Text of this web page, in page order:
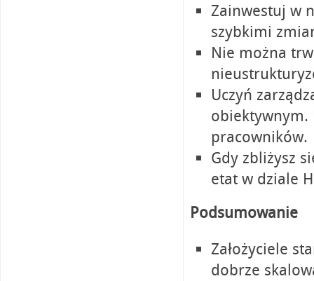
Zainwestuj w
szybkimi
Nie można
Uczyń
obiektywnym.
pracowników.
Gdy zbliżysz
etat w dziale
Podsumowanie
Założyciele
dobrze